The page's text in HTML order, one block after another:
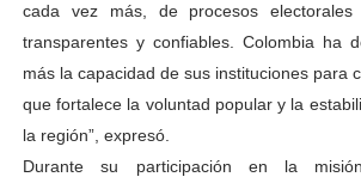
cada vez más, de procesos electorales
transparentes y confiables. Colombia ha
más la capacidad de sus instituciones para
que fortalece la voluntad popular y la
la región”, expresó.
Durante su participación en la